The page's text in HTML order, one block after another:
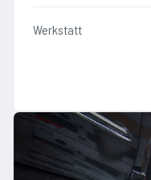
Werkstatt